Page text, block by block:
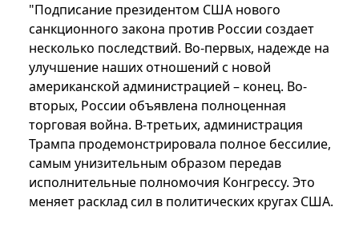
"Подписание президентом США нового
санкционного закона против России создает
несколько последствий. Во-первых, надежде на
улучшение наших отношений с новой
американской администрацией – конец. Во-
вторых, России объявлена полноценная
торговая война. В-третьих, администрация
Трампа продемонстрировала полное бессилие,
самым унизительным образом передав
исполнительные полномочия Конгрессу. Это
меняет расклад сил в политических кругах США.